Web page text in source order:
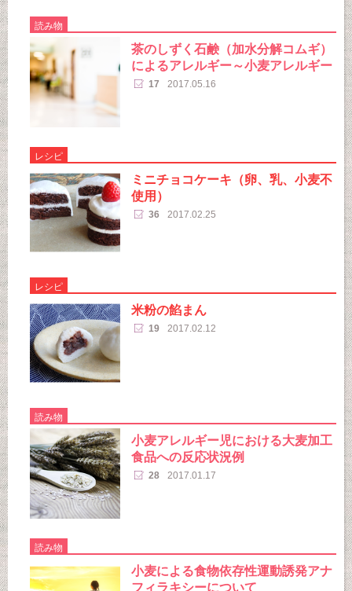
読み物
茶のしずく石鹸（加水分解コムギ）
によるアレルギー～小麦アレルギー
17 2017.05.16
レシピ
ミニチョコケーキ（卵、乳、小麦不
使用）
36 2017.02.25
レシピ
米粉の餡まん
19 2017.02.12
読み物
小麦アレルギー児における大麦加工
食品への反応状況例
28 2017.01.17
読み物
小麦による食物依存性運動誘発アナ
フィラキシーについて